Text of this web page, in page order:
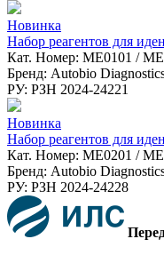
Новинка
Набор реагентов для
Кат. Номер: ME0101 /
Бренд: Autobio
РУ: РЗН 2024-24221
Новинка
Набор реагентов для
Кат. Номер: ME0201 /
Бренд: Autobio
РУ: РЗН 2024-24228